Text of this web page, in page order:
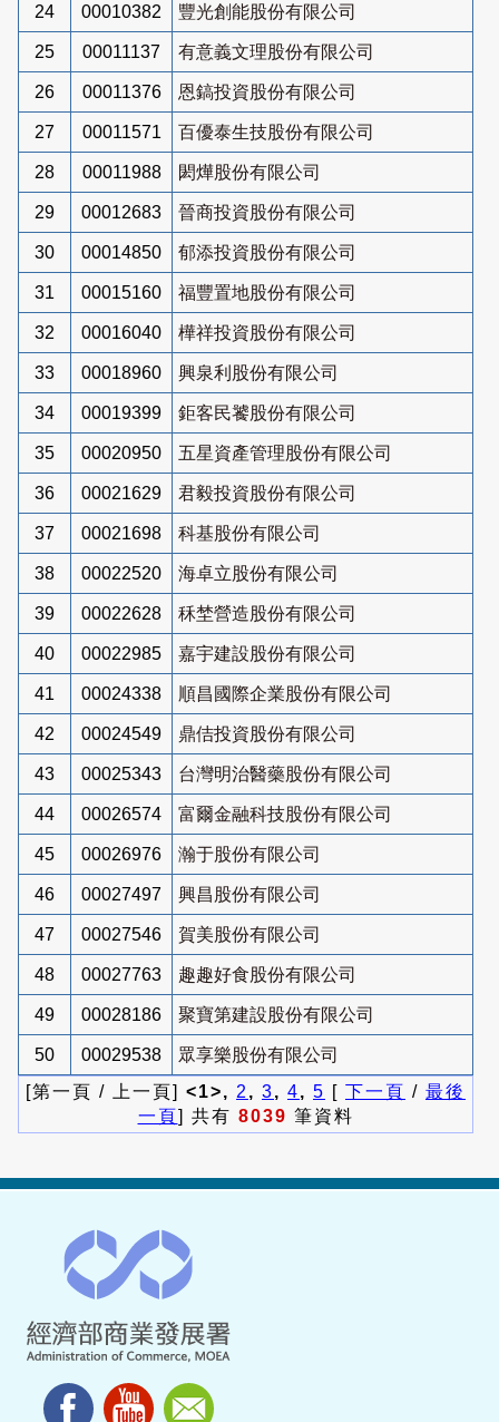
24 00010382 豐光創能股份有限公司
25 00011137 有意義文理股份有限公司
26 00011376 恩鎬投資股份有限公司
27 00011571 百優泰生技股份有限公司
28 00011988 閎燁股份有限公司
29 00012683 晉商投資股份有限公司
30 00014850 郁添投資股份有限公司
31 00015160 福豐置地股份有限公司
32 00016040 樺祥投資股份有限公司
33 00018960 興泉利股份有限公司
34 00019399 鉅客民饕股份有限公司
35 00020950 五星資產管理股份有限公司
36 00021629 君毅投資股份有限公司
37 00021698 科基股份有限公司
38 00022520 海卓立股份有限公司
39 00022628 秝埜營造股份有限公司
40 00022985 嘉宇建設股份有限公司
41 00024338 順昌國際企業股份有限公司
42 00024549 鼎佶投資股份有限公司
43 00025343 台灣明治醫藥股份有限公司
44 00026574 富爾金融科技股份有限公司
45 00026976 瀚于股份有限公司
46 00027497 興昌股份有限公司
47 00027546 賀美股份有限公司
48 00027763 趣趣好食股份有限公司
49 00028186 聚寶第建設股份有限公司
50 00029538
眾享樂股份有限公司
[第一頁 / 上一頁] <1>, 2 , 3, 4, 5 [ 下一頁 / 最後
一頁] 共有 8039 筆資料